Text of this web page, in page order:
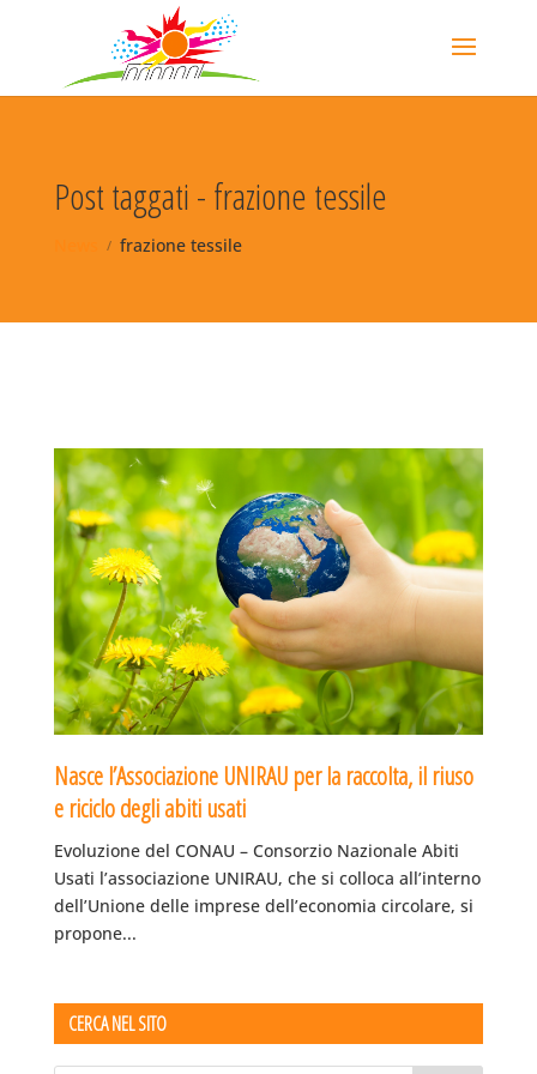
Post taggati - frazione tessile
frazione tessile
Nasce l’Associazione UNIRAU per la raccolta, il riuso
e riciclo degli abiti usati
Evoluzione del CONAU – Consorzio Nazionale Abiti
Usati l’associazione UNIRAU, che si colloca all’interno
dell’Unione delle imprese dell’economia circolare, si
propone...
CERCA NEL SITO